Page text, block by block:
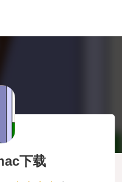
下载